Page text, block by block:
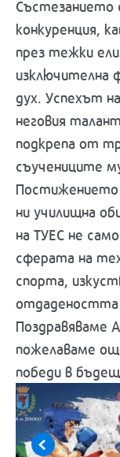
Състезанието
конкуренция,
през тежки
изключителна
дух. Успехът
неговия
подкрепа от
съучениците
Постижението
ни училищна
на ТУЕС не
сферата на
спорта,
отдадеността
Поздравяваме
пожелаваме
победи в